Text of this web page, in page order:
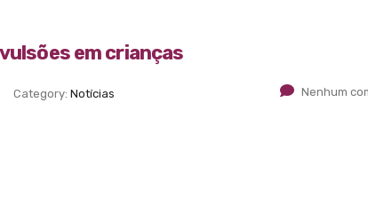
em crianças
Category: Notícias Nenhum